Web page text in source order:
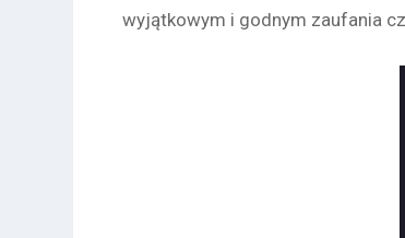
wyjątkowym i godnym zaufania